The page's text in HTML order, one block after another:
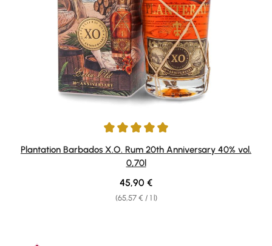
Average rating of 4.91 out of 5 stars
Plantation Barbados X.O. Rum 20th Anniversary 40% vol.
0,70l
(65,57 € / 1 l)
Regular price:
45,90 €